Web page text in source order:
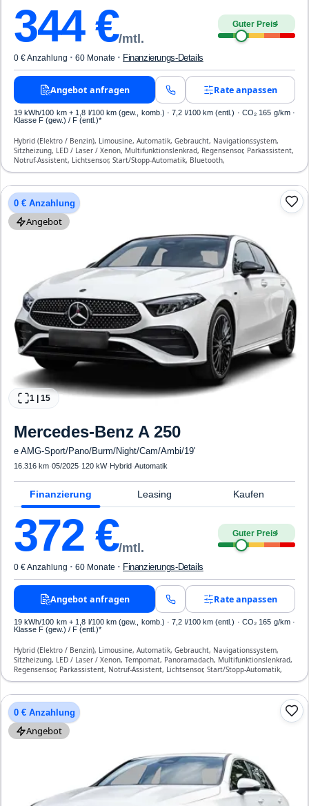
344€/mtl.
Guter Preis4
0 € Anzahlung · 60 Monate · Finanzierungs-Details
Angebot anfragen Rate anpassen
19 kWh/100 km + 1,8 l/100 km (gew., komb.) · 7,2 l/100 km (entl.) · CO₂ 165 g/km ·
Klasse F (gew.) / F (entl.)*
Hybrid (Elektro / Benzin), Limousine, Automatik, Gebraucht, Navigationssystem,
Sitzheizung, LED / Laser / Xenon, Multifunktionslenkrad, Regensensor, Parkassistent,
Notruf-Assistent, Lichtsensor, Start/Stopp-Automatik, Bluetooth,
Freisprecheinrichtung, Verkehrszeichen-Erkennung, ESP, ABS, Klimatisierung, Front-
0 € Anzahlung
Angebot
1 15
Mercedes-Benz A 250
e AMG-Sport/Pano/Burm/Night/Cam/Ambi/19'
16.316 km·05/2025· 120 kW· Hybrid·Automatik
Finanzierung Leasing Kaufen
372 €/mtl.
Guter Preis4
0 € Anzahlung · 60 Monate · Finanzierungs-Details
Angebot anfragen Rate anpassen
19 kWh/100 km + 1,8 l/100 km (gew., komb.) · 7,2 l/100 km (entl.) · CO₂ 165 g/km ·
Klasse F (gew.) / F (entl.)*
Hybrid (Elektro / Benzin), Limousine, Automatik, Gebraucht, Navigationssystem,
Sitzheizung, LED / Laser / Xenon, Tempomat, Panoramadach, Multifunktionslenkrad,
Regensensor, Parkassistent, Notruf-Assistent, Lichtsensor, Start/Stopp-Automatik,
Bluetooth, Freisprecheinrichtung, Verkehrszeichen-Erkennung, ESP, ABS,
0 € Anzahlung
Angebot